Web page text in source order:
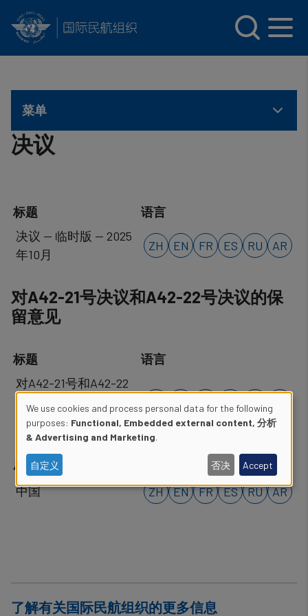
菜单
决议
标题
语言
决议 — 临时版 — 2025
年10月
ZH EN FR ES RU AR
对A42-21号决议和A42-22号决议的保
留意见
标题
语言
​对A42-21号和A42-22
号决议的保留意见摘
要列表
EN FR ES RU
成员国
中国
ZH EN FR ES RU AR
了解有关国际民航组织的更多信息
Use
of
personal
We use cookies and process personal data for the following
purposes: Functional, Embedded external content, 分析
& Advertising and Marketing.
自定义 否决 Accept